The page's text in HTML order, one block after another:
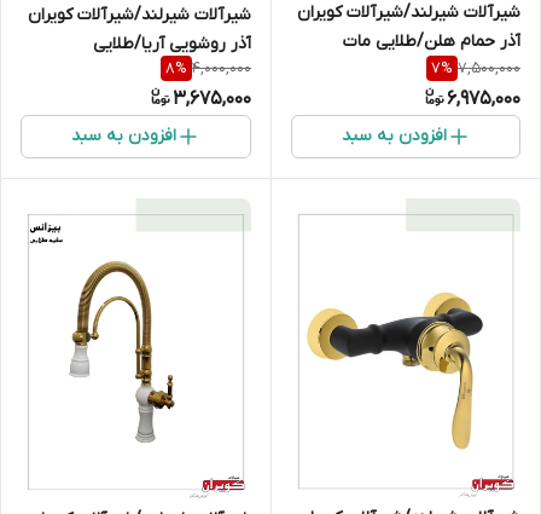
شیرآلات شیرلند/شیرآلات کویران
آذر حمام هلن/طلایی مات
7,500,000
7%
6,975,000
افزودن به سبد
شیرآلات شیرلند/شیرآلات کویران
آذر روشویی آریا/طلایی
4,000,000
8%
3,675,000
افزودن به سبد